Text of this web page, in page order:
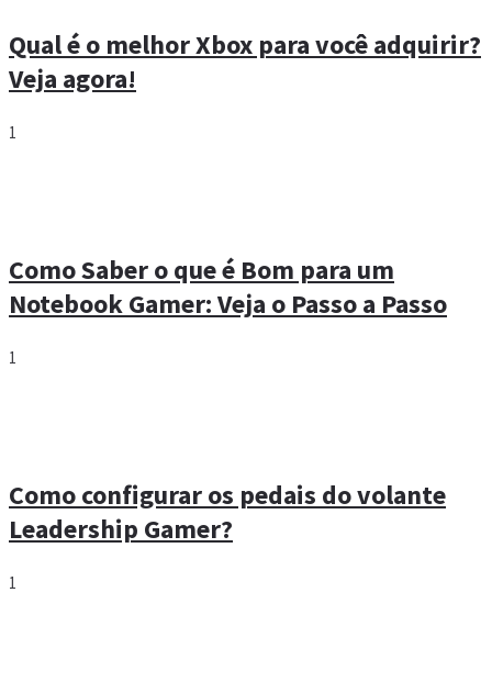
Qual é o melhor Xbox para você adquirir?
Veja agora!
1
Como Saber o que é Bom para um
Notebook Gamer: Veja o Passo a Passo
1
Como configurar os pedais do volante
Leadership Gamer?
1